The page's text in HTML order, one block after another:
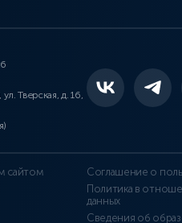
Тверская, д. 16,
сайтом
Соглашение о
Политика в
данных
Сведения об